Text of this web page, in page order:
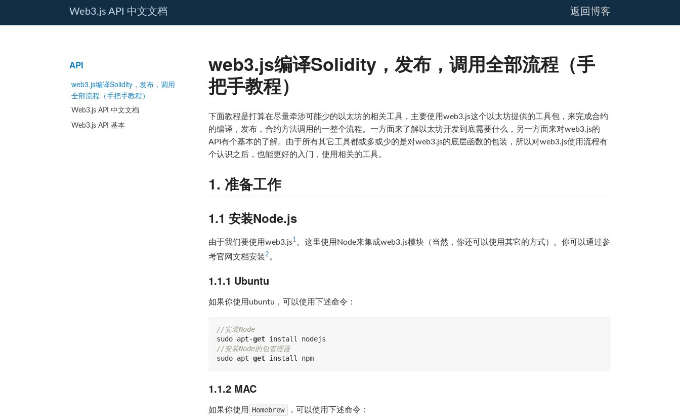
Web3.js API 中文文档 返回博客
API
web3.js编译Solidity，发布，调用
全部流程（手把手教程）
Web3.js API 中文文档
Web3.js API 基本
web3.js编译Solidity，发布，调用全部流程（手
把手教程）
下面教程是打算在尽量牵涉可能少的以太坊的相关工具，主要使用web3.js这个以太坊提供的工具包，来完成合约
的编译，发布，合约方法调用的一整个流程。一方面来了解以太坊开发到底需要什么，另一方面来对web3.js的
API有个基本的了解。由于所有其它工具都或多或少的是对web3.js的底层函数的包装，所以对web3.js使用流程有
个认识之后，也能更好的入门，使用相关的工具。
1. 准备工作
1.1 安装Node.js
由于我们要使用web3.js1。这里使用Node来集成web3.js模块（当然，你还可以使用其它的方式）。你可以通过参
考官网文档安装2 。
1.1.1 Ubuntu
如果你使用ubuntu，可以使用下述命令：
//安装Node
sudo apt-get
//安装Node的包管理器
sudo apt-get
1.1.2 MAC
如果你使用 Homebrew ，可以使用下述命令：